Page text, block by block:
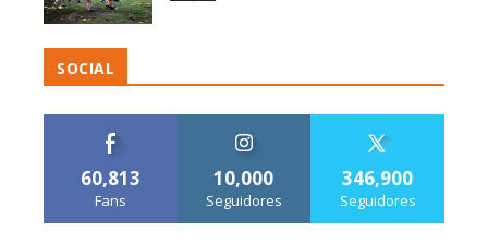
SOCIAL
60,813
Fans
10,000
Seguidores
346,900
Seguidores